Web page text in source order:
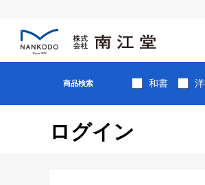
商品検索 和書
ログイン